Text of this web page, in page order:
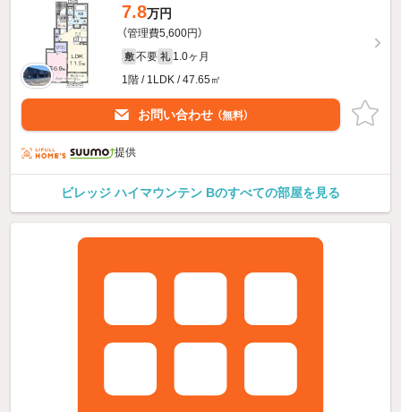
7.8万円
（管理費5,600円）
敷 不要 礼 1.0ヶ月
1階 / 1LDK / 47.65㎡
お問い合わせ （無料）
提供
ビレッジ ハイマウンテン Bのすべての部屋を見る